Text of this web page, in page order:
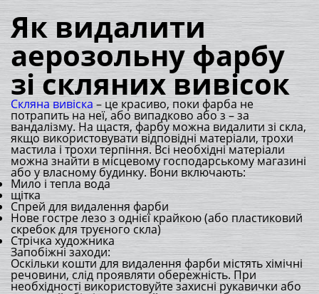
Пошук
Як видалити
аерозольну фарбу
зі скляних вивісок
Скляна вивіска – це красиво, поки фарба не
потрапить на неї, або випадково або з – за
вандалізму. На щастя, фарбу можна видалити зі скла,
якщо використовувати відповідні матеріали, трохи
мастила і трохи терпіння. Всі необхідні матеріали
можна знайти в місцевому господарському магазині
або у власному будинку. Вони включають:
Мило і тепла вода
щітка
Спрей для видалення фарби
Нове гостре лезо з однієї крайкою (або пластиковий
скребок для труєного скла)
Стрічка художника
Запобіжні заходи:
Оскільки кошти для видалення фарби містять хімічні
речовини, слід проявляти обережність. При
необхідності використовуйте захисні рукавички або